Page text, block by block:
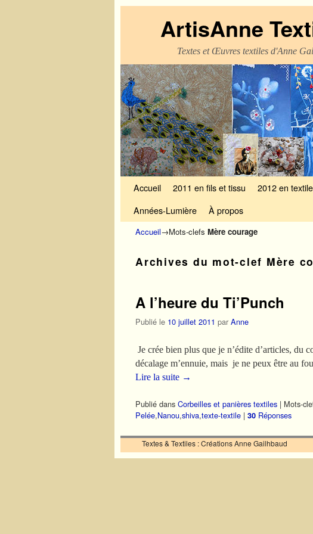
ArtisAnne
Textes et Œuvres textiles d'Anne
Accueil 2011 en fils et tissu 2012 en
Années-Lumière
À propos
Accueil→Mots-clefs Mère courage
Archives du mot-clef Mère
A l’heure du Ti’Punch
Publié le 10 juillet 2011 par Anne
Je crée bien plus que je n’édite d’articles, du
décalage m’ennuie, mais je ne peux être au
Lire la suite →
Publié dans Corbeilles et panières textiles | Mots-
Pelée,Nanou,shiva,texte-textile | 30 Réponses
Textes & Textiles : Créations Anne Gailhbaud